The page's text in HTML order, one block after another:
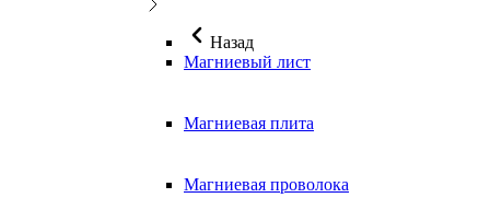
Назад
Магниевый лист
Магниевая плита
Магниевая проволока